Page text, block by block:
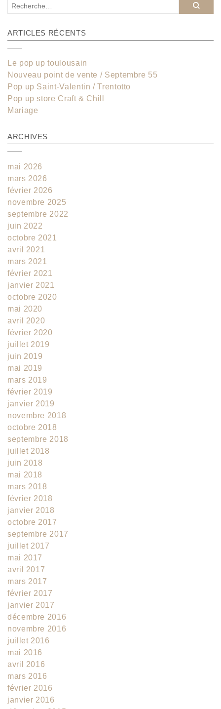
ARTICLES RÉCENTS
Le pop up toulousain
Nouveau point de vente / Septembre 55
Pop up Saint-Valentin / Trentotto
Pop up store Craft & Chill
Mariage
ARCHIVES
mai 2026
mars 2026
février 2026
novembre 2025
septembre 2022
juin 2022
octobre 2021
avril 2021
mars 2021
février 2021
janvier 2021
octobre 2020
mai 2020
avril 2020
février 2020
juillet 2019
juin 2019
mai 2019
mars 2019
février 2019
janvier 2019
novembre 2018
octobre 2018
septembre 2018
juillet 2018
juin 2018
mai 2018
mars 2018
février 2018
janvier 2018
octobre 2017
septembre 2017
juillet 2017
mai 2017
avril 2017
mars 2017
février 2017
janvier 2017
décembre 2016
novembre 2016
juillet 2016
mai 2016
avril 2016
mars 2016
février 2016
janvier 2016